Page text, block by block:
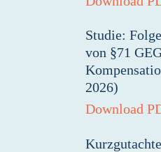
Studie:
von §71
2026)
Download